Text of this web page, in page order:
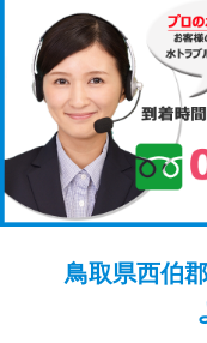
鳥取県西伯